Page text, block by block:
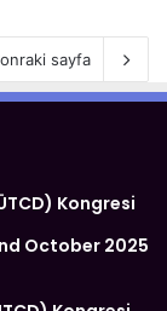
sayfa
Kongresi
October 2025